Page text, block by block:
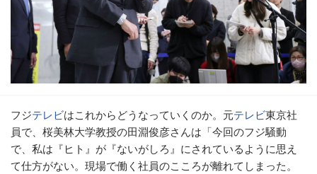
フジテレビはこれからどうなっていくのか。元テレビ東京社
員で、桜美林大学教授の田淵俊彦さんは「今回のフジ騒動
で、私は『ヒト』が『ないがしろ』にされているように思え
て仕方がない。現場で働く社員のこころが離れてしまった。